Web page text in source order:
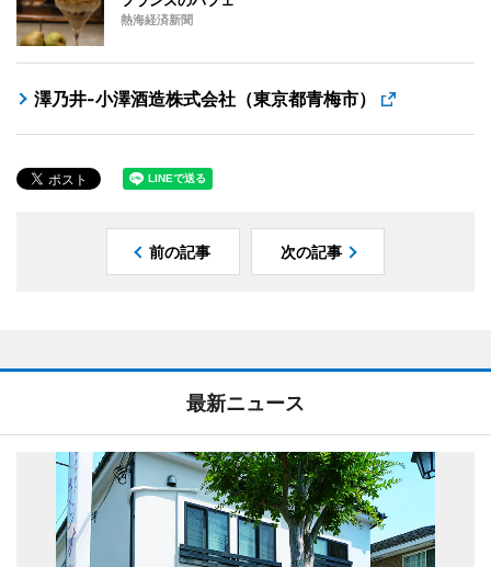
熱海経済新聞
澤乃井-小澤酒造株式会社（東京都青梅市）
前の記事 次の記事
最新ニュース